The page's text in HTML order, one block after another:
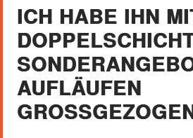
ICH HABE IHN
AUFLÄUFEN